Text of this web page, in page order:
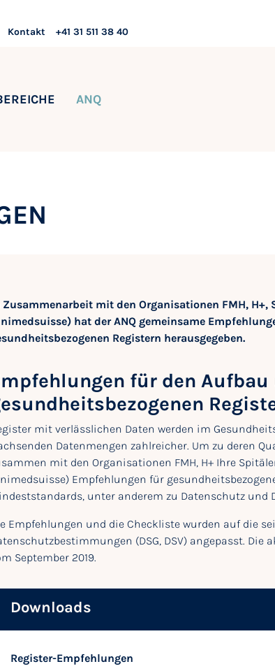
Kontakt +41 31 511 38 40
ANQ
Zusammenarbeit mit den Organisationen FMH, H+,
hat der ANQ gemeinsame
Registern herausgegeben.
für den
mit verlässlichen Daten werden im
Datenmengen zahlreicher. Um zu deren
mit den Organisationen FMH, H+ Ihre
Empfehlungen für
unter anderem zu Datenschutz und
Empfehlungen und die Checkliste wurden auf die
(DSG, DSV) angepasst.
September 2019.
Downloads
Register-Empfehlungen